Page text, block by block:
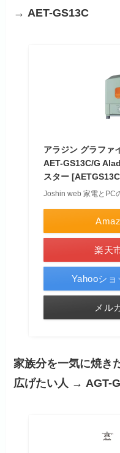
→ AET-GS13C
アラジン グラフ
AET-GS13C/G
スター
Joshin web 家電とPC
楽天
Yahooショ
メル
家族分を一気に焼き
広げたい人 → AGT-